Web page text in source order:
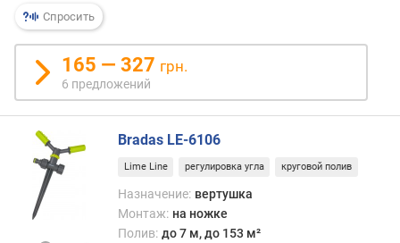
д
ю
з
(
ш
т
)
к
л
а
Спросить
165 — 327 грн.
6 предложений
Bradas LE-6106
Lime Line регулировка угла круговой полив
Назначение: вертушка
Монтаж: на ножке
Полив: до 7 м, до 153 м²